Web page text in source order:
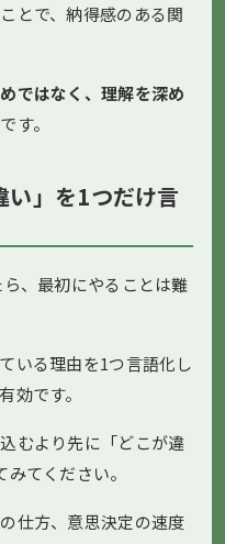
とで、納得感のある関
ではなく、理解を深め
す。
い」を1つだけ言
、最初にやることは難
いる理由を1つ言語化し
効です。
むより先に「どこが違
てください。
仕方、意思決定の速度